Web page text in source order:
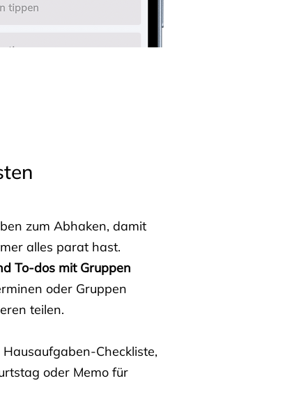
zum Abhaken, damit
alles parat hast.
To-dos mit Gruppen
oder Gruppen
teilen.
Checkliste,
oder Memo für